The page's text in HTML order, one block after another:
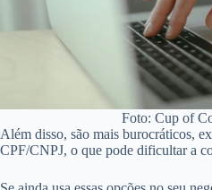
Foto: Cup of
Além disso, são mais burocráticos,
CPF/CNPJ, o que pode dificultar a